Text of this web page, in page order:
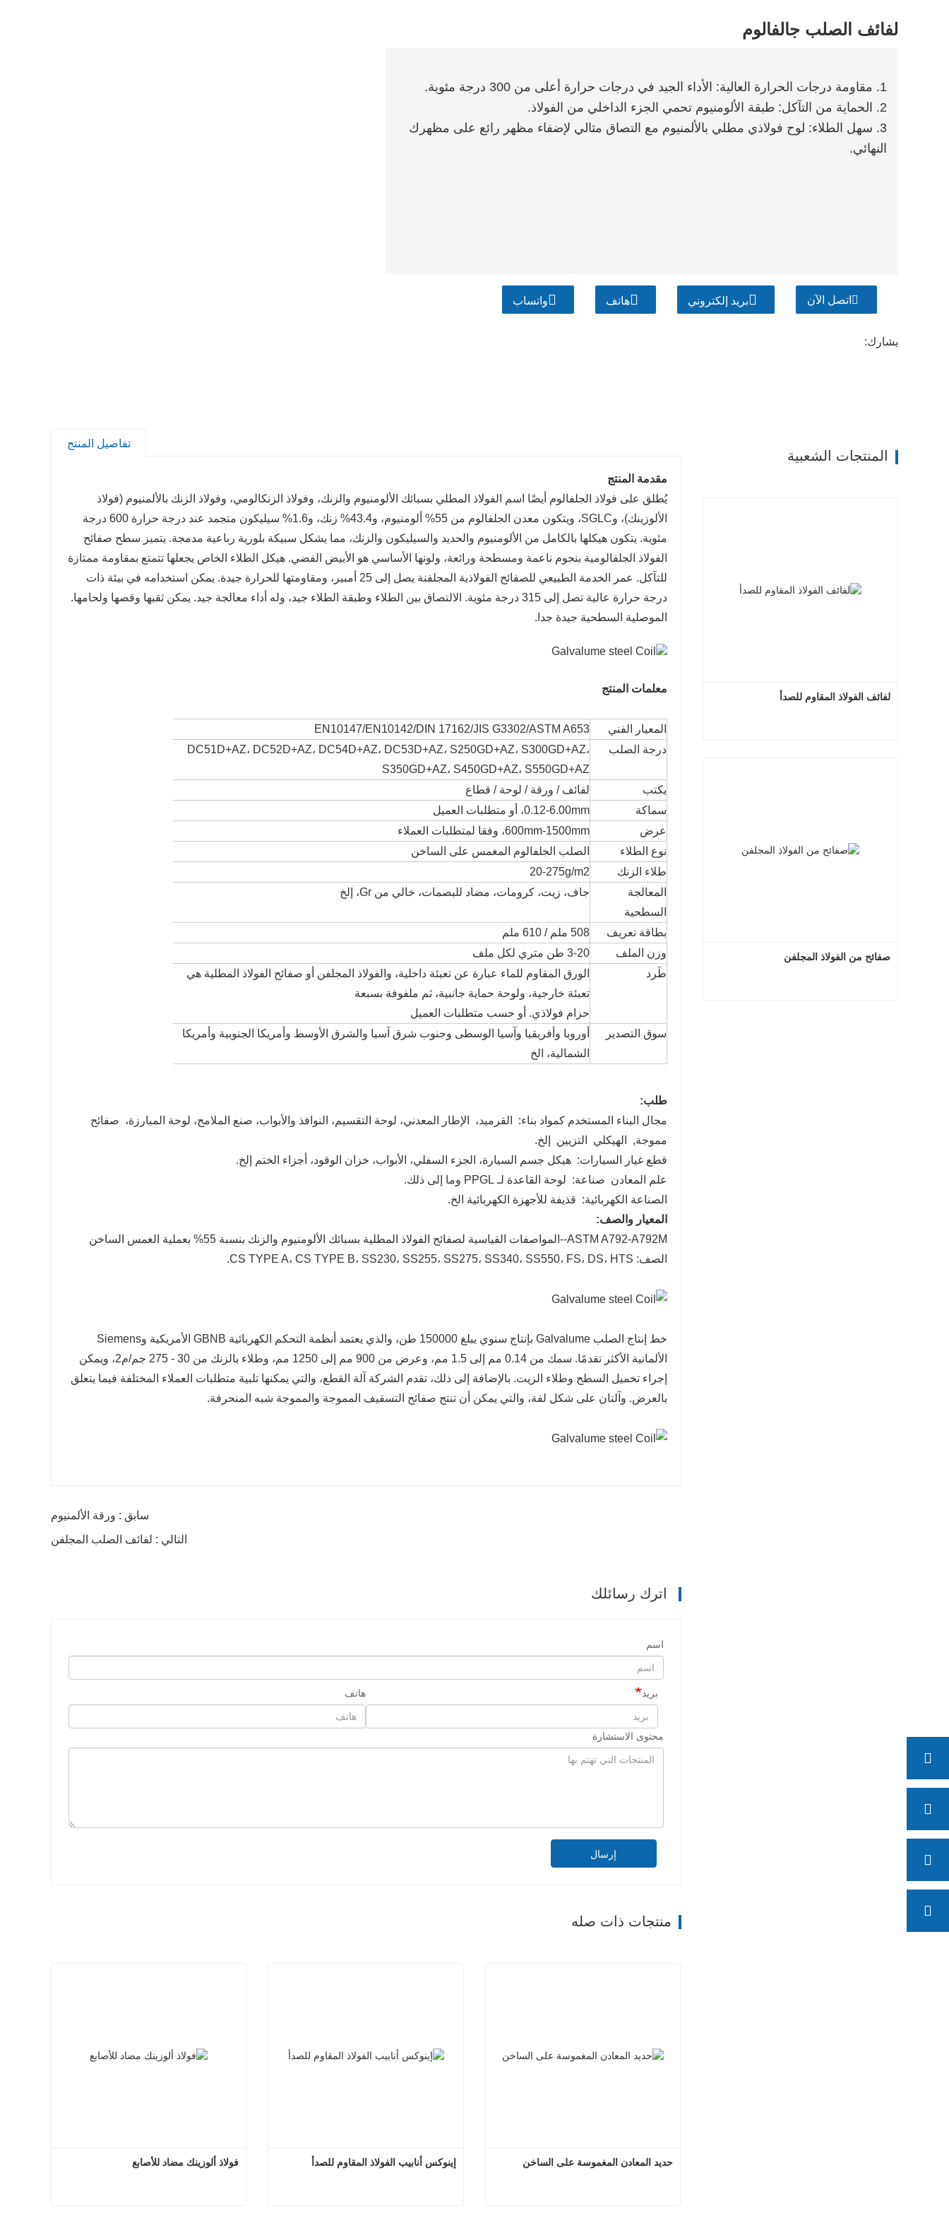
لفائف الصلب جالفالوم
1. مقاومة درجات الحرارة العالية: الأداء الجيد في درجات حرارة أعلى من 300 درجة مئوية.
2. الحماية من التآكل: طبقة الألومنيوم تحمي الجزء الداخلي من الفولاذ.
3. سهل الطلاء: لوح فولاذي مطلي بالألمنيوم مع التصاق مثالي لإضفاء مظهر رائع على مظهرك
النهائي.
اتصل الآن بريد إلكتروني هاتف واتساب
يشارك:
تفاصيل المنتج
مقدمة المنتج
يُطلق على فولاذ الجلفالوم أيضًا اسم الفولاذ المطلي بسبائك الألومنيوم والزنك، وفولاذ الزنكالومي، وفولاذ الزنك بالألمنيوم (فولاذ
الألوزينك)، وSGLC، ويتكون معدن الجلفالوم من 55% ألومنيوم، و43.4% زنك، و1.6% سيليكون متجمد عند درجة حرارة 600 درجة
مئوية. يتكون هيكلها بالكامل من الألومنيوم والحديد والسيليكون والزنك، مما يشكل سبيكة بلورية رباعية مدمجة. يتميز سطح صفائح
الفولاذ الجلفالومية بنجوم ناعمة ومسطحة ورائعة، ولونها الأساسي هو الأبيض الفضي. هيكل الطلاء الخاص يجعلها تتمتع بمقاومة ممتازة
للتآكل. عمر الخدمة الطبيعي للصفائح الفولاذية المجلفنة يصل إلى 25 أمبير، ومقاومتها للحرارة جيدة. يمكن استخدامه في بيئة ذات
درجة حرارة عالية تصل إلى 315 درجة مئوية. الالتصاق بين الطلاء وطبقة الطلاء جيد، وله أداء معالجة جيد. يمكن ثقبها وقصها ولحامها.
الموصلية السطحية جيدة جدا.
معلمات المنتج
المعيار الفني
EN10147/EN10142/DIN 17162/JIS G3302/ASTM A653
درجة الصلب
DC51D+AZ، DC52D+AZ، DC54D+AZ، DC53D+AZ، S250GD+AZ، S300GD+AZ،
S350GD+AZ، S450GD+AZ، S550GD+AZ
يكتب
لفائف / ورقة / لوحة / قطاع
سماكة
0.12-6.00mm، أو متطلبات العميل
عرض
600mm-1500mm، وفقا لمتطلبات العملاء
نوع الطلاء
الصلب الجلفالوم المغمس على الساخن
طلاء الزنك
20-275g/m2
المعالجة
السطحية
جاف، زيت، كرومات، مضاد للبصمات، خالي من Gr، إلخ
بطاقة تعريف
508 ملم / 610 ملم
وزن الملف
3-20 طن متري لكل ملف
طَرد
الورق المقاوم للماء عبارة عن تعبئة داخلية، والفولاذ المجلفن أو صفائح الفولاذ المطلية هي
تعبئة خارجية، ولوحة حماية جانبية، ثم ملفوفة بسبعة
حزام فولاذي. أو حسب متطلبات العميل
سوق التصدير
أوروبا وأفريقيا وآسيا الوسطى وجنوب شرق آسيا والشرق الأوسط وأمريكا الجنوبية وأمريكا
الشمالية، الخ
طلب:
مجال البناء المستخدم كمواد بناء: القرميد، الإطار المعدني، لوحة التقسيم، النوافذ والأبواب، صنع الملامح، لوحة المبارزة، صفائح
مموجة, الهيكلي التزيين إلخ.
قطع غيار السيارات: هيكل جسم السيارة، الجزء السفلي، الأبواب، خزان الوقود، أجزاء الختم إلخ.
علم المعادن صناعة: لوحة القاعدة لـ PPGL وما إلى ذلك.
الصناعة الكهربائية: قذيفة للأجهزة الكهربائية الخ.
المعيار والصف:
ASTM A792-A792M--المواصفات القياسية لصفائح الفولاذ المطلية بسبائك الألومنيوم والزنك بنسبة 55% بعملية الغمس الساخن
الصف: CS TYPE A، CS TYPE B، SS230، SS255، SS275، SS340، SS550، FS، DS، HTS.
خط إنتاج الصلب Galvalume بإنتاج سنوي يبلغ 150000 طن، والذي يعتمد أنظمة التحكم الكهربائية GBNB الأمريكية وSiemens
الألمانية الأكثر تقدمًا. سمك من 0.14 مم إلى 1.5 مم، وعرض من 900 مم إلى 1250 مم، وطلاء بالزنك من 30 - 275 جم/م2، ويمكن
إجراء تخميل السطح وطلاء الزيت. بالإضافة إلى ذلك، تقدم الشركة آلة القطع، والتي يمكنها تلبية متطلبات العملاء المختلفة فيما يتعلق
بالعرض. وآلتان على شكل لفة، والتي يمكن أن تنتج صفائح التسقيف المموجة والمموجة شبه المنحرفة.
سابق : ورقة الألمنيوم
التالي : لفائف الصلب المجلفن
اترك رسائلك
اسم
بريد هاتف
محتوى الاستشارة
إرسال
منتجات ذات صله
فولاذ ألوزينك مضاد للأصابع إينوكس أنابيب الفولاذ المقاوم للصدأ حديد المعادن المغموسة على الساخن
المنتجات الشعبية
لفائف الفولاذ المقاوم للصدأ
صفائح من الفولاذ المجلفن